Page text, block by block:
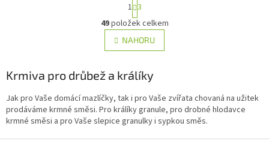
O
v
l
á
a
í
p
r
k
t
r
á
n
k
v
á
í
1 3
49položek celkem
NAHORU
Krmiva pro drůbež a králíky
Jak pro Vaše domácí mazlíčky, tak i pro Vaše zvířata chovaná na užitek
prodáváme krmné směsi. Pro králíky granule, pro drobné hlodavce
krmné směsi a pro Vaše slepice granulky i sypkou směs.